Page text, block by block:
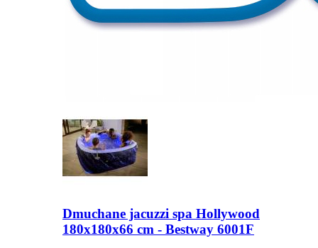
Dmuchane jacuzzi spa Hollywood
180x180x66 cm - Bestway 6001F